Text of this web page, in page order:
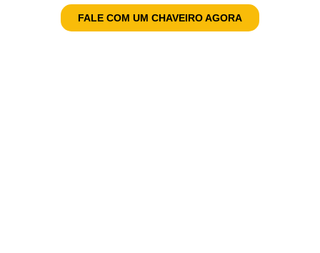
FALE COM UM CHAVEIRO AGORA